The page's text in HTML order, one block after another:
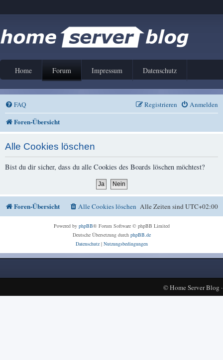
Home Forum Impressum Datenschutz
FAQ Anmelden
Registrieren
Foren-Übersicht
Alle Cookies löschen
Bist du dir sicher, dass du alle Cookies des Boards löschen möchtest?
Foren-Übersicht Alle Zeiten sindUTC+02:00
Alle Cookies löschen
Powered by phpBB® Forum Software © phpBB Limited
Deutsche Übersetzung durch phpBB.de
Datenschutz| Nutzungsbedingungen
©Home Server Blog